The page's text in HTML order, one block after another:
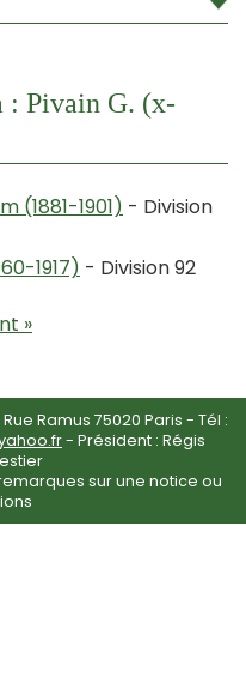
: Pivain G. (x-
(1881-1901) - Division
1917) - Division 92
»
Ramus 75020 Paris - Tél :
- Président : Régis
sur une notice ou